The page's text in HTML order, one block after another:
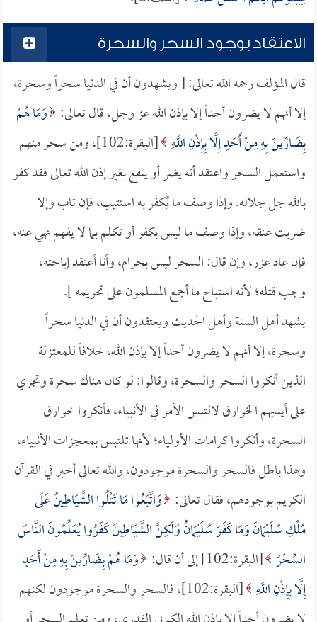
الاعتقاد بوجود السحر والسحرة
قال المؤلف رحمه الله تعالى: [ ويشهدون أن في الدنيا سحراً وسحرة،
إلا أنهم لا يضرون أحداً إلا بإذن الله عز وجل، قال تعالى: وَمَا هُمْ
بِضَارِّينَ بِهِ مِنْ أَحَدٍ إِلَّا بِإِذْنِ اللَّهِ
[البقرة:102]، ومن سحر منهم
واستعمل السحر واعتقد أنه يضر أو ينفع بغير إذن الله تعالى فقد كفر
بالله جل جلاله. وإذا وصف ما يُكفر به استتيب، فإن تاب وإلا
ضربت عنقه، وإذا وصف ما ليس بكفر أو تكلم بما لا يفهم نهي عنه،
فإن عاد عزر، وإن قال: السحر ليس بحرام، وأنا أعتقد إباحته،
وجب قتله؛ لأنه استباح ما أجمع المسلمون على تحريمه ].
يشهد أهل السنة وأهل الحديث ويعتقدون أن في الدنيا سحراً
وسحرة، إلا أنهم لا يضرون أحداً إلا بإذن الله، خلافاً للمعتزلة
الذين أنكروا السحر والسحرة، وقالوا: لو كان هناك سحرة وتجري
على أيديهم الخوارق لالتبس الأمر في الأنبياء، فأنكروا خوارق
السحرة، وأنكروا كرامات الأولياء؛ لأنها تلتبس بمعجزات الأنبياء،
وهذا باطل فالسحر والسحرة موجودون، والله تعالى أخبر في القرآن
الكريم بوجودهم، فقال تعالى: وَاتَّبَعُوا مَا تَتْلُوا الشَّيَاطِينُ عَلَى
مُلْكِ سُلَيْمَانَ وَمَا كَفَرَ سُلَيْمَانُ وَلَكِنَّ الشَّيَاطِينَ كَفَرُوا يُعَلِّمُونَ النَّاسَ
السِّحْرَ [البقرة:102] إلى أن قال:
وَمَا هُمْ بِضَارِّينَ بِهِ مِنْ أَحَدٍ
إِلَّا بِإِذْنِ اللَّهِ
[البقرة:102]، فالسحر والسحرة موجودون لكنهم